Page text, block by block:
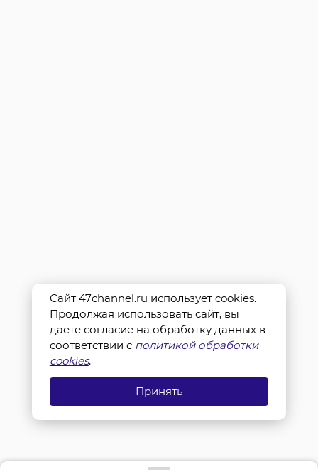
Сайт 47channel.ru использует cookies.
Продолжая использовать сайт, вы
даете согласие на обработку данных в
соответствии с политикой обработки
cookies.
Принять